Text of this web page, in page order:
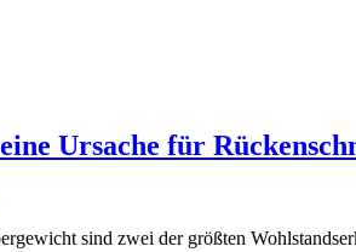
Ursache für
sind zwei der größten